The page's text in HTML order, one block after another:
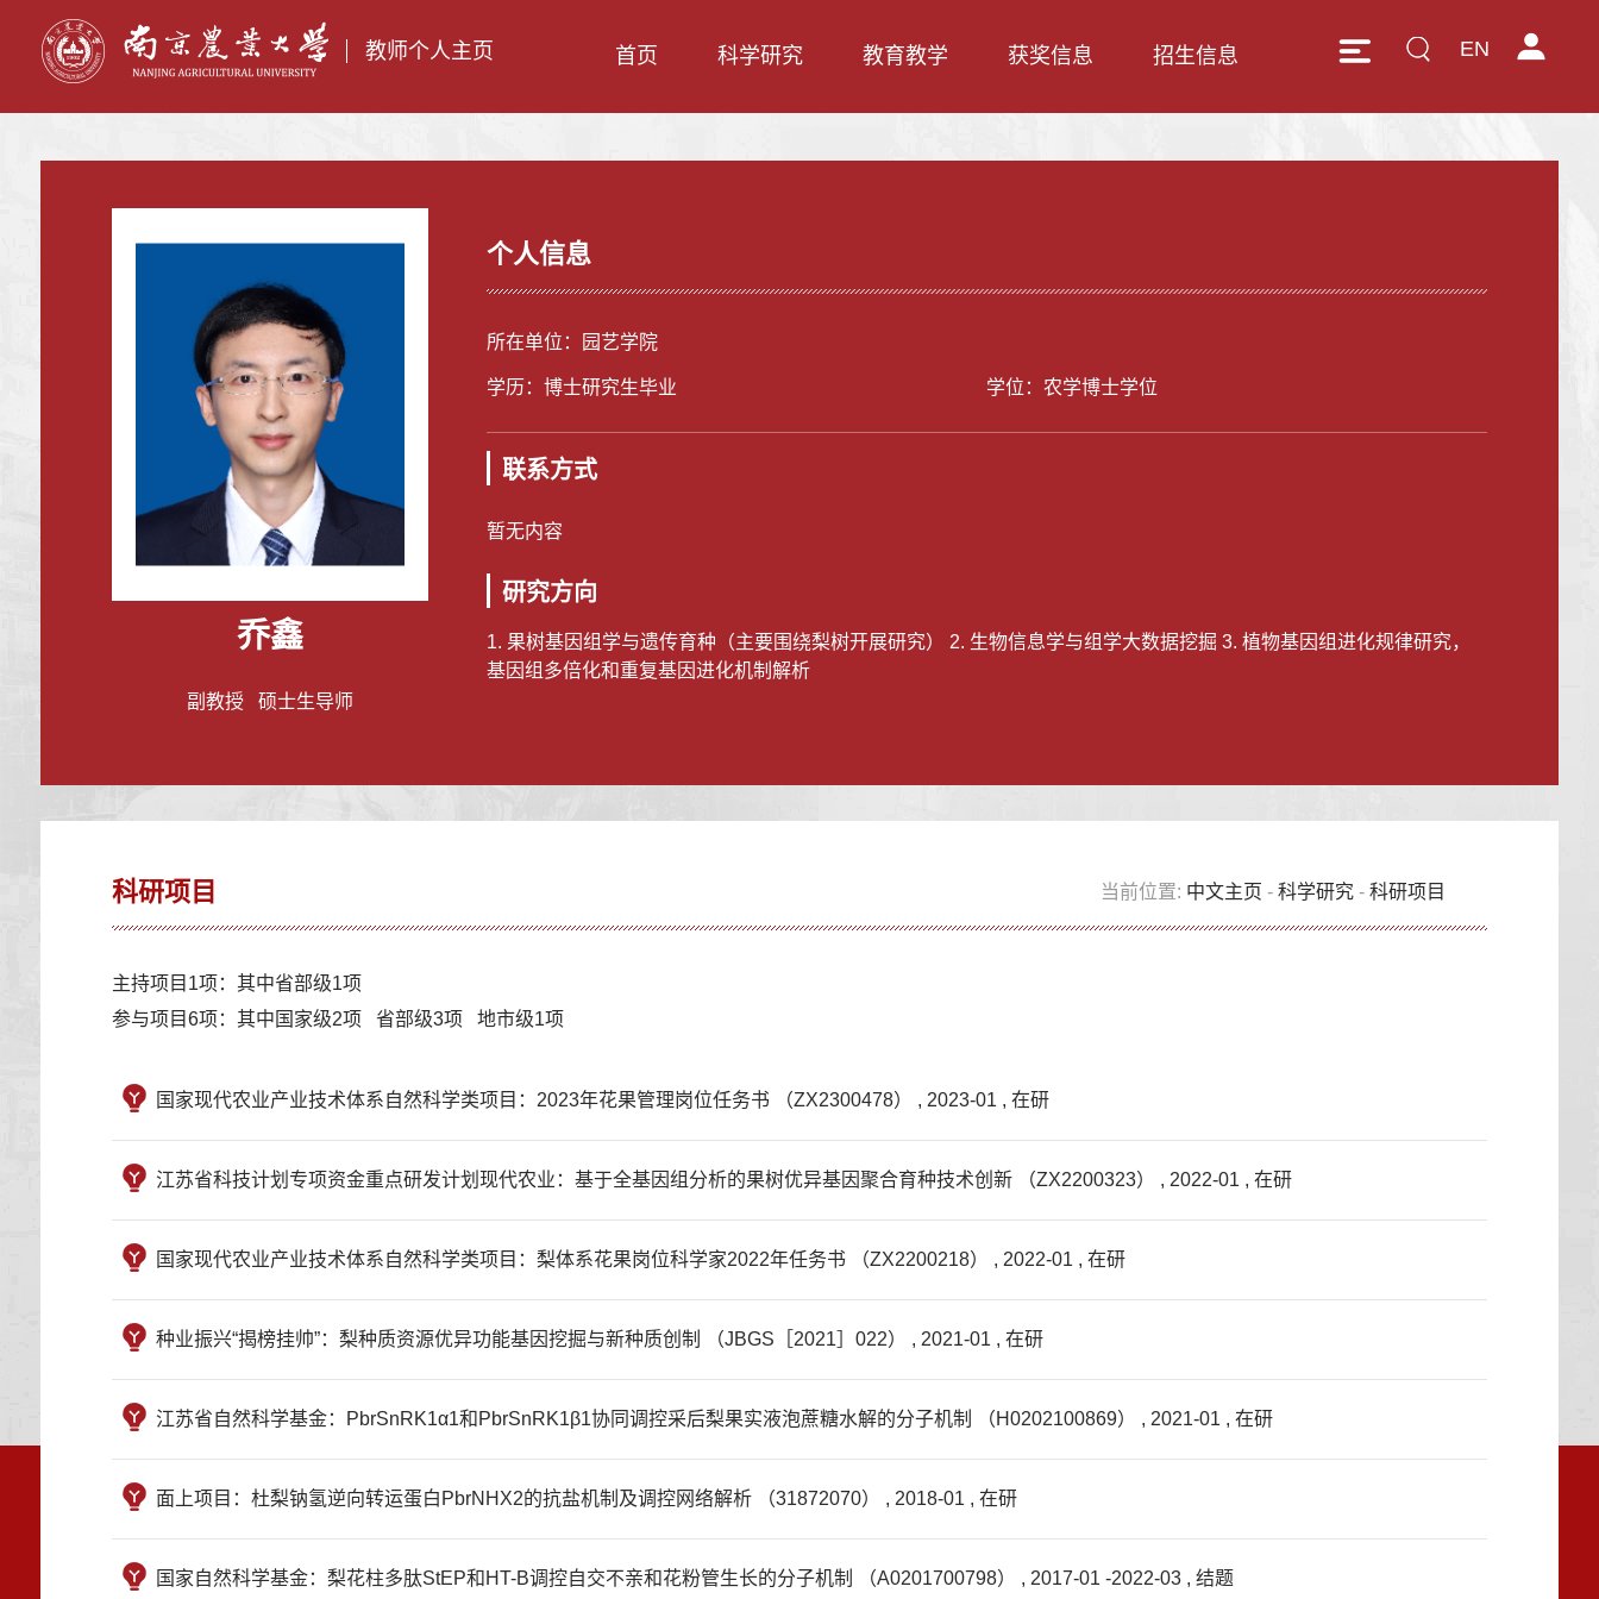
教师个人主页 EN
首页 科学研究 教育教学 获奖信息 招生信息
乔鑫
副教授 硕士生导师
个人信息
所在单位：园艺学院
学历：博士研究生毕业 学位：农学博士学位
联系方式
暂无内容
研究方向
1. 果树基因组学与遗传育种（主要围绕梨树开展研究） 2. 生物信息学与组学大数据挖掘 3. 植物基因组进化规律研究，
基因组多倍化和重复基因进化机制解析
科研项目 当前位置: 中文主页 -科学研究 -科研项目
主持项目1项：其中省部级1项
参与项目6项：其中国家级2项 省部级3项 地市级1项
国家现代农业产业技术体系自然科学类项目：2023年花果管理岗位任务书 （ZX2300478） , 2023-01 , 在研
江苏省科技计划专项资金重点研发计划现代农业：基于全基因组分析的果树优异基因聚合育种技术创新 （ZX2200323） , 2022-01 , 在研
国家现代农业产业技术体系自然科学类项目：梨体系花果岗位科学家2022年任务书 （ZX2200218） , 2022-01 , 在研
种业振兴“揭榜挂帅”：梨种质资源优异功能基因挖掘与新种质创制 （JBGS［2021］022） , 2021-01 , 在研
江苏省自然科学基金：PbrSnRK1α1和PbrSnRK1β1协同调控采后梨果实液泡蔗糖水解的分子机制 （H0202100869） , 2021-01 , 在研
面上项目：杜梨钠氢逆向转运蛋白PbrNHX2的抗盐机制及调控网络解析 （31872070） , 2018-01 , 在研
国家自然科学基金：梨花柱多肽StEP和HT-B调控自交不亲和花粉管生长的分子机制 （A0201700798） , 2017-01 -2022-03 , 结题